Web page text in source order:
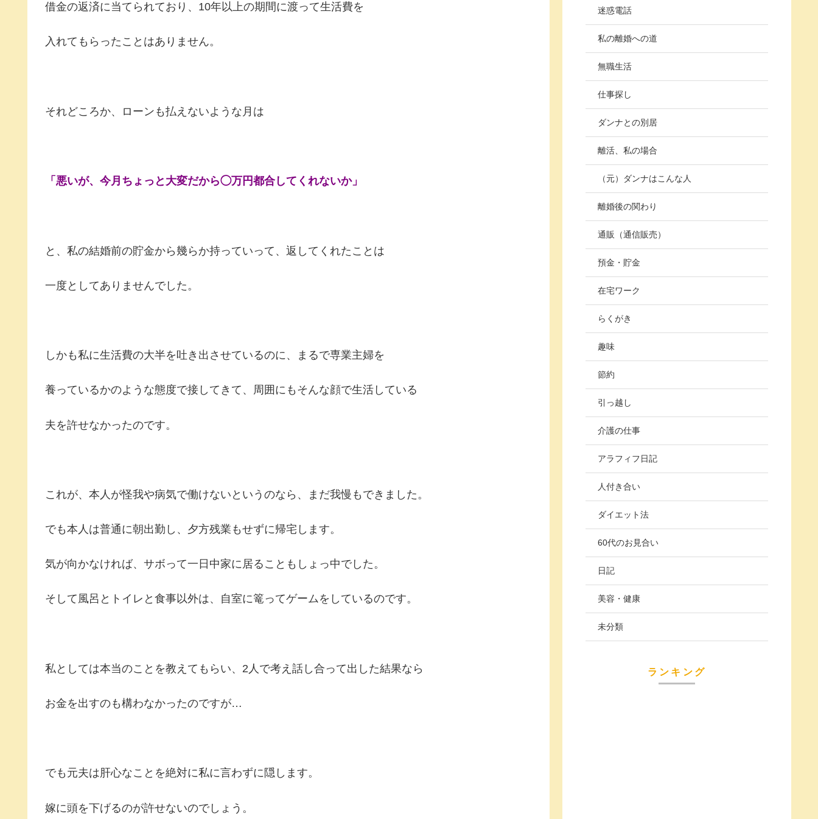
借金の返済に当てられており、10年以上の期間に渡って生活費を
入れてもらったことはありません。
それどころか、ローンも払えないような月は
「悪いが、今月ちょっと大変だから◯万円都合してくれないか」
と、私の結婚前の貯金から幾らか持っていって、返してくれたことは
一度としてありませんでした。
しかも私に生活費の大半を吐き出させているのに、まるで専業主婦を
養っているかのような態度で接してきて、周囲にもそんな顔で生活している
夫を許せなかったのです。
これが、本人が怪我や病気で働けないというのなら、まだ我慢もできました。
でも本人は普通に朝出勤し、夕方残業もせずに帰宅します。
気が向かなければ、サボって一日中家に居ることもしょっ中でした。
そして風呂とトイレと食事以外は、自室に篭ってゲームをしているのです。
私としては本当のことを教えてもらい、 2 人で考え話し合って出した結果なら
お金を出すのも構わなかったのですが…
でも元夫は肝心なことを絶対に私に言わずに隠します。
嫁に頭を下げるのが許せないのでしょう。
迷惑電話
私の離婚への道
無職生活
仕事探し
ダンナとの別居
離活、私の場合
（元）ダンナはこんな人
離婚後の関わり
通販（通信販売）
預金・貯金
在宅ワーク
らくがき
趣味
節約
引っ越し
介護の仕事
アラフィフ日記
人付き合い
ダイエット法
60代のお見合い
日記
美容・健康
未分類
ランキング